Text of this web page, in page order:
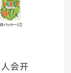
会开